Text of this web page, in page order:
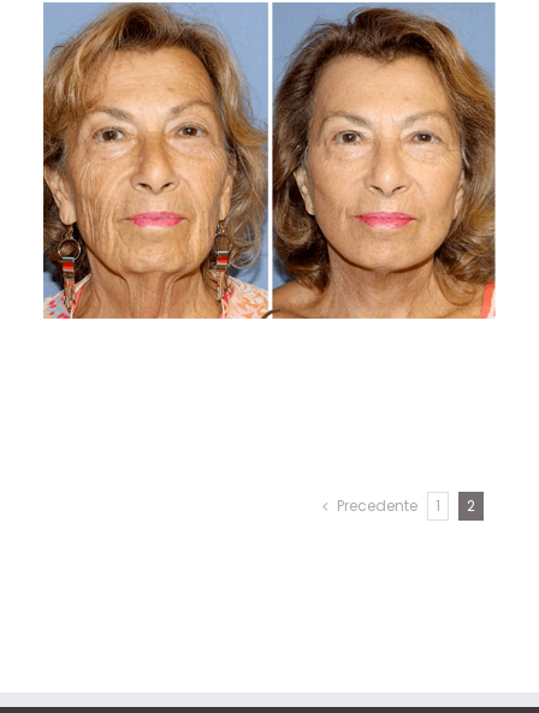
Precedente 1 2